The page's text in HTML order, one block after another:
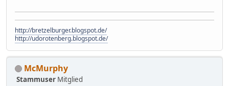
http://bretzelburger.blogspot.de/
http://udorotenberg.blogspot.de/
McMurphy
Stammuser Mitglied